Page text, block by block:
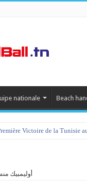
nationale Beach
Victoire de la Tunisie
أوليمبيك